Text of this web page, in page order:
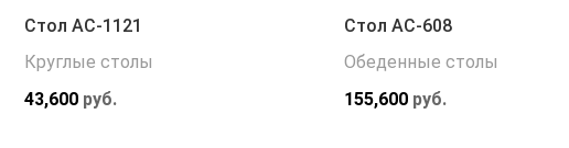
Стол АС-1121
Круглые столы
43,600 руб.
Стол АС-608
Обеденные столы
155,600 руб.